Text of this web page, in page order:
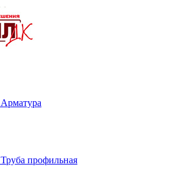
Арматура
Труба профильная